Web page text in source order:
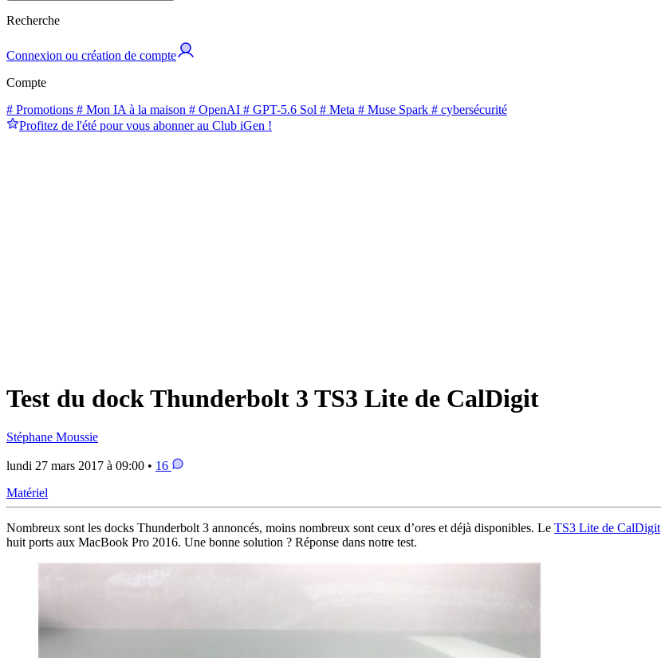
Recherche
Connexion ou création de compte
Compte
# Promotions # Mon IA à la maison # OpenAI # GPT-5.6 Sol # Meta # Muse Spark # cybersécurité
Profitez de l'été pour vous abonner au Club iGen !
Test du dock Thunderbolt 3 TS3 Lite de CalDigit
Stéphane Moussie
lundi 27 mars 2017 à 09:00 • 16
Matériel
Nombreux sont les docks Thunderbolt 3 annoncés, moins nombreux sont ceux d’ores et déjà disponibles. Le TS3 Lite de CalDigit
huit ports aux MacBook Pro 2016. Une bonne solution ? Réponse dans notre test.